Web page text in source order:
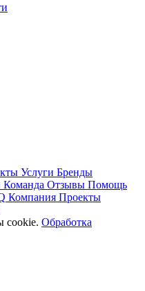
Услуги Бренды
Команда Отзывы Помощь
Компания Проекты
cookie. Обработка